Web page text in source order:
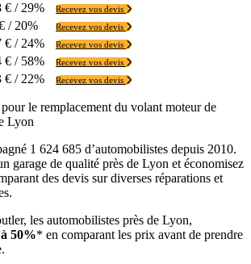
€ / 29% Recevez vos devis
/ 20% Recevez vos devis
€ / 24% Recevez vos devis
€ / 58% Recevez vos devis
€ / 22% Recevez vos devis
le remplacement du volant moteur de
Lyon
1 624 685 d’automobilistes depuis 2010.
garage de qualité près de Lyon et économisez
des devis sur diverses réparations et
les automobilistes près de Lyon,
50%* en comparant les prix avant de prendre